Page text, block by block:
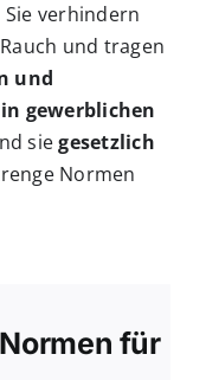
Sie verhindern
und tragen
und
in gewerblichen
siegesetzlich
Normen
für